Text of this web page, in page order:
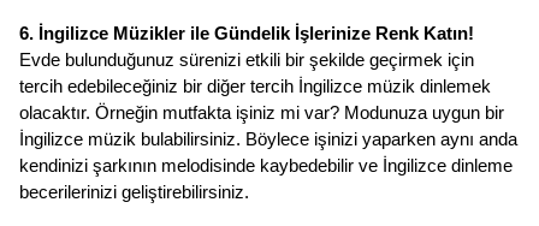
6. İngilizce Müzikler ile Gündelik İşlerinize Renk Katın!
Evde bulunduğunuz sürenizi etkili bir şekilde geçirmek için
tercih edebileceğiniz bir diğer tercih İngilizce müzik dinlemek
olacaktır. Örneğin mutfakta işiniz mi var? Modunuza uygun bir
İngilizce müzik bulabilirsiniz. Böylece işinizi yaparken aynı anda
kendinizi şarkının melodisinde kaybedebilir ve İngilizce dinleme
becerilerinizi geliştirebilirsiniz.